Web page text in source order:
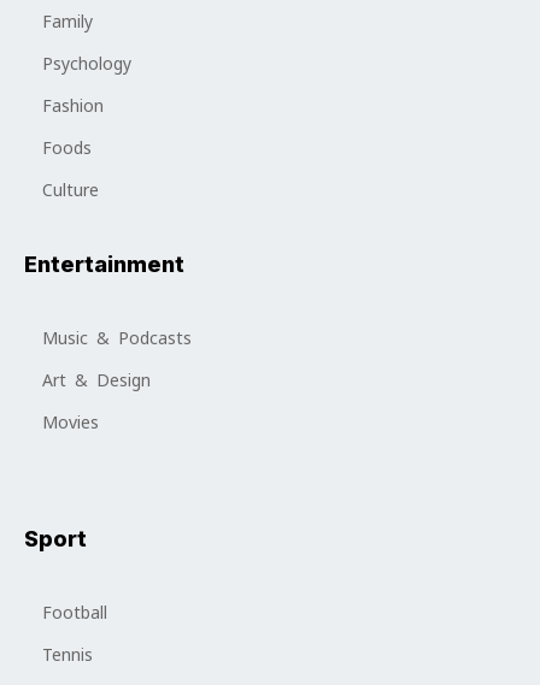
Family
Psychology
Fashion
Foods
Culture
Entertainment
Music & Podcasts
Art & Design
Movies
Sport
Football
Tennis